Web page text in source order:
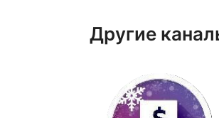
Другие